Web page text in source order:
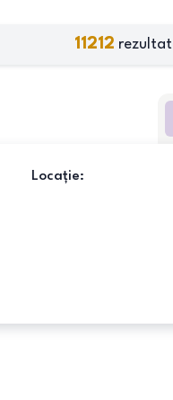
11212
Locație: